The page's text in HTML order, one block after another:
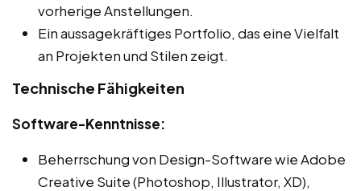
vorherige Anstellungen.
Ein aussagekräftiges Portfolio, das eine Vielfalt
an Projekten und Stilen zeigt.
Technische Fähigkeiten
Software-Kenntnisse:
Beherrschung von Design-Software wie Adobe
Creative Suite (Photoshop, Illustrator, XD),